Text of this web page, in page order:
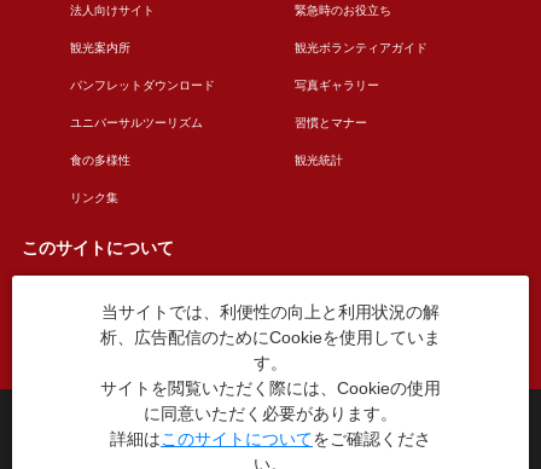
法人向けサイト 緊急時のお役立ち
観光案内所 観光ボランティアガイド
パンフレットダウンロード 写真ギャラリー
ユニバーサルツーリズム 習慣とマナー
食の多様性 観光統計
リンク集
このサイトについて
このサイトについて 広告掲載について
お問い合わせ
台東区役所観光課
〒110-8615 東京都台東区東上野4丁目5番6号
TEL：03-5246-1151
当サイトでは、利便性の向上と利用状況の解
析、広告配信のためにCookieを使用していま
す。
サイトを閲覧いただく際には、Cookieの使用
に同意いただく必要があります。
詳細はこのサイトについてをご確認くださ
い。